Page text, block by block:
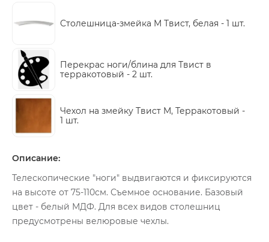
Столешница-змейка М Твист, белая - 1 шт.
Перекрас ноги/блина для Твист в
терракотовый - 2 шт.
Чехол на змейку Твист М, Терракотовый -
1 шт.
Описание:
Телескопические "ноги" выдвигаются и фиксируются
на высоте от 75-110см. Съемное основание. Базовый
цвет - белый МДФ. Для всех видов столешниц
предусмотрены велюровые чехлы.